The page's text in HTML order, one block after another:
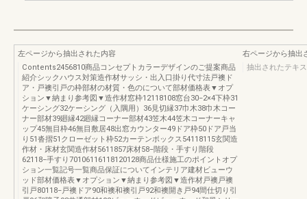
左ページから抽出された内容
Contents2456810商品コンセプトカラーデザインのご提案商品
紹介シックハウス対策造作材サッシ・出入口掛り代寸法戸襖ド
ア・戸襖引戸の枠部材の材質・色のについて部材価格表▼オプ
ション▼納まり参考図▼造作材窓枠12118108窓台30−2×4下枠31
ケーシング32ケーシング（入隅用）36見切縁37巾木38巾木コー
ナー部材39廻縁42廻縁コーナー部材43笠木44笠木コーナーキャ
ップ45無目枠46無目敷居48出窓カウンター49ドア枠50ドア戸当
り51沓摺51クローゼット枠52カーテンボックス54118115玄関造
作材・床材玄関造作材5611857床材58−階段・手すり階段
62118−手すり70106116118120128商品仕様施工のポイントオプ
ション一覧記号一覧商品保証についてインテリア建材ビューウ
ッド部材価格表▼オプション▼納まり参考図▼造作材戸襖戸襖
引戸80118−戸襖ドア90和襖和襖引戸92和襖開き戸94間仕切り引
右ページから抽出
抽出されたテキ